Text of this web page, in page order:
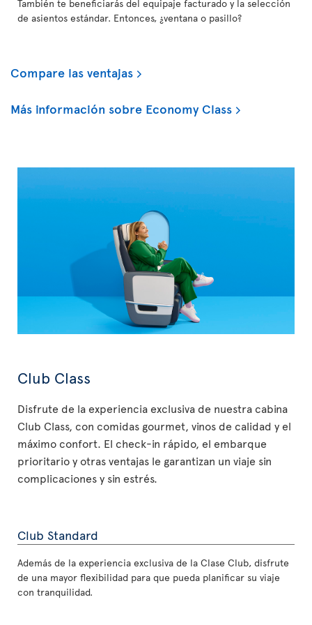
También te beneficiarás del equipaje facturado y la selección
de asientos estándar. Entonces, ¿ventana o pasillo?
Compare las ventajas
Más información sobre Economy Class
Club Class
Disfrute de la experiencia exclusiva de nuestra cabina
Club Class, con comidas gourmet, vinos de calidad y el
máximo confort. El check-in rápido, el embarque
prioritario y otras ventajas le garantizan un viaje sin
complicaciones y sin estrés.
Club Standard
Además de la experiencia exclusiva de la Clase Club, disfrute
de una mayor flexibilidad para que pueda planificar su viaje
con tranquilidad.